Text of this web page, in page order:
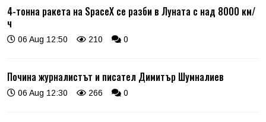
4-тонна ракета на SpaceX се разби в Луната с над 8000 км/
ч
06 Aug 12:50 210 0
Почина журналистът и писател Димитър Шумналиев
06 Aug 12:30 266 0